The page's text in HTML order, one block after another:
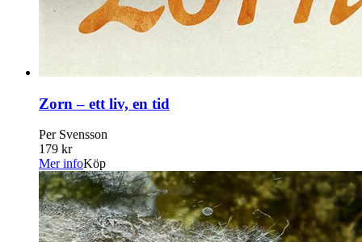
Zorn – ett liv, en tid
Per Svensson
179 kr
Mer infoKöp